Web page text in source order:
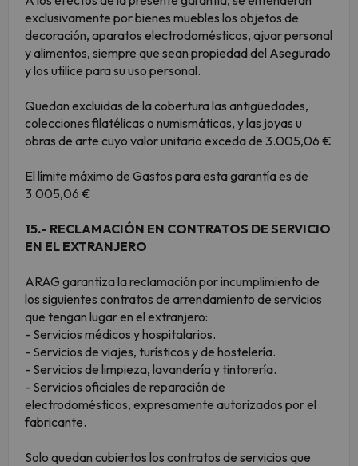
exclusivamente por bienes muebles los objetos de
decoración, aparatos electrodomésticos, ajuar personal
y alimentos, siempre que sean propiedad del Asegurado
y los utilice para su uso personal.
Quedan excluidas de la cobertura las antigüedades,
colecciones filatélicas o numismáticas, y las joyas u
obras de arte cuyo valor unitario exceda de 3.005,06 €
El límite máximo de Gastos para esta garantía es de
3.005,06 €
15.- RECLAMACIÓN EN CONTRATOS DE SERVICIO
EN EL EXTRANJERO
ARAG garantiza la reclamación por incumplimiento de
los siguientes contratos de arrendamiento de servicios
que tengan lugar en el extranjero:
- Servicios médicos y hospitalarios.
- Servicios de viajes, turísticos y de hostelería.
- Servicios de limpieza, lavandería y tintorería.
- Servicios oficiales de reparación de
electrodomésticos, expresamente autorizados por el
fabricante.
Solo quedan cubiertos los contratos de servicios que